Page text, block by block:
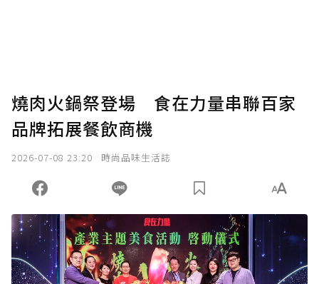
燒肉火鍋祭登場 食在力量串聯百家
品牌拓展餐飲商機
2026-07-08 23:20 時尚品味生活誌